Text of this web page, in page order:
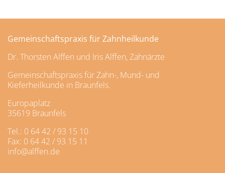
Gemeinschaftspraxis für Zahnheilkunde
Dr. Thorsten Alffen und Iris Alffen, Zahnärzte
Gemeinschaftspraxis für Zahn-, Mund- und
Kieferheilkunde in Braunfels.
Europaplatz
35619 Braunfels
Tel.: 0 64 42 / 93 15 10
Fax: 0 64 42 / 93 15 11
info@alffen.de